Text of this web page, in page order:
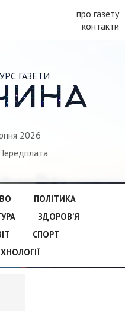
про газету
контакти
ГАЗЕТИ
2026
ПОЛІТИКА
ЗДОРОВ’Я
СПОРТ